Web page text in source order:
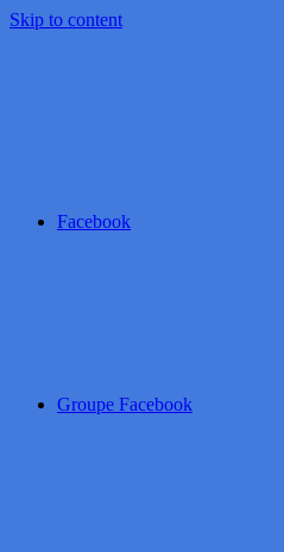
Skip to content
Facebook
Groupe Facebook